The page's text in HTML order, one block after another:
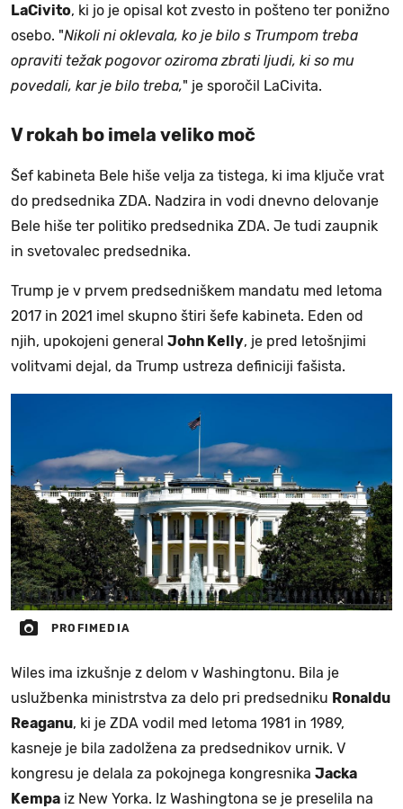
LaCivito, ki jo je opisal kot zvesto in pošteno ter ponižno
osebo. "Nikoli ni oklevala, ko je bilo s Trumpom treba
opraviti težak pogovor oziroma zbrati ljudi, ki so mu
povedali, kar je bilo treba," je sporočil LaCivita.
V rokah bo imela veliko moč
Šef kabineta Bele hiše velja za tistega, ki ima ključe vrat
do predsednika ZDA. Nadzira in vodi dnevno delovanje
Bele hiše ter politiko predsednika ZDA. Je tudi zaupnik
in svetovalec predsednika.
Trump je v prvem predsedniškem mandatu med letoma
2017 in 2021 imel skupno štiri šefe kabineta. Eden od
njih, upokojeni general John Kelly, je pred letošnjimi
volitvami dejal, da Trump ustreza definiciji fašista.
PROFIMEDIA
Wiles ima izkušnje z delom v Washingtonu. Bila je
uslužbenka ministrstva za delo pri predsedniku Ronaldu
Reaganu, ki je ZDA vodil med letoma 1981 in 1989,
kasneje je bila zadolžena za predsednikov urnik. V
kongresu je delala za pokojnega kongresnika Jacka
Kempa iz New Yorka. Iz Washingtona se je preselila na